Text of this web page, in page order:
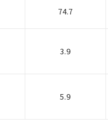
74.7
3.9
5.9